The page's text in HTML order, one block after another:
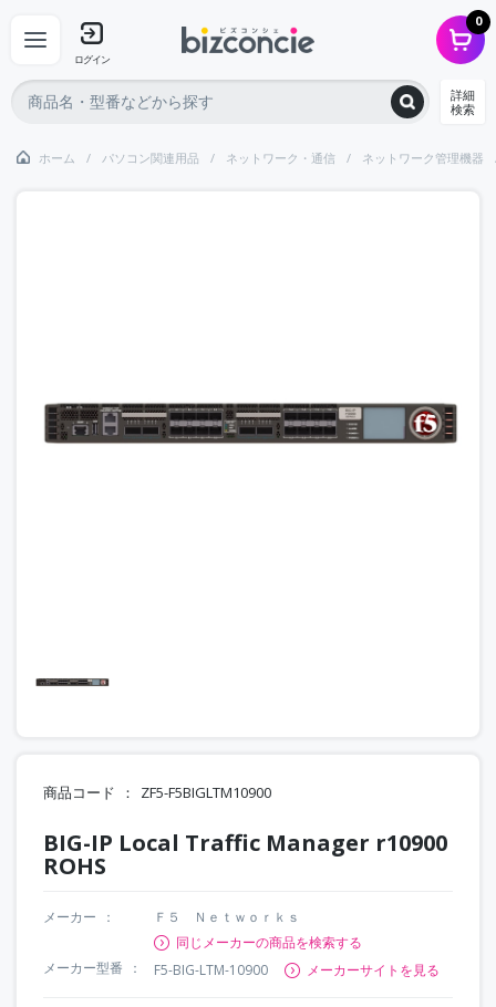
ログイン
0
詳細
検索
ホーム パソコン関連用品 ネットワーク・通信 ネットワーク管理機器
商品コード ZF5-F5BIGLTM10900
BIG-IP Local Traffic Manager r10900
ROHS
メーカー
Ｆ５ Ｎｅｔｗｏｒｋｓ
同じメーカーの商品を検索する
メーカー型番
F5-BIG-LTM-10900 メーカーサイトを見る